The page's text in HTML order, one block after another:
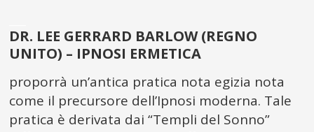
DR. LEE GERRARD BARLOW (REGNO
UNITO) – IPNOSI ERMETICA
proporrà un’antica pratica nota egizia nota
come il precursore dell’Ipnosi moderna. Tale
pratica è derivata dai “Templi del Sonno”